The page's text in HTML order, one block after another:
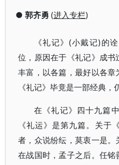
● 郭齐勇 (进入专栏)
《礼记》(小戴记)的
位，原因在于《礼记》成
丰富，以各篇，最好以各章
《礼记》毕竟是一部经典，
在《礼记》四十九篇
《礼运》是第九篇。关于
者，众说纷纭，莫衷一是
在战国时，孟子之后。任